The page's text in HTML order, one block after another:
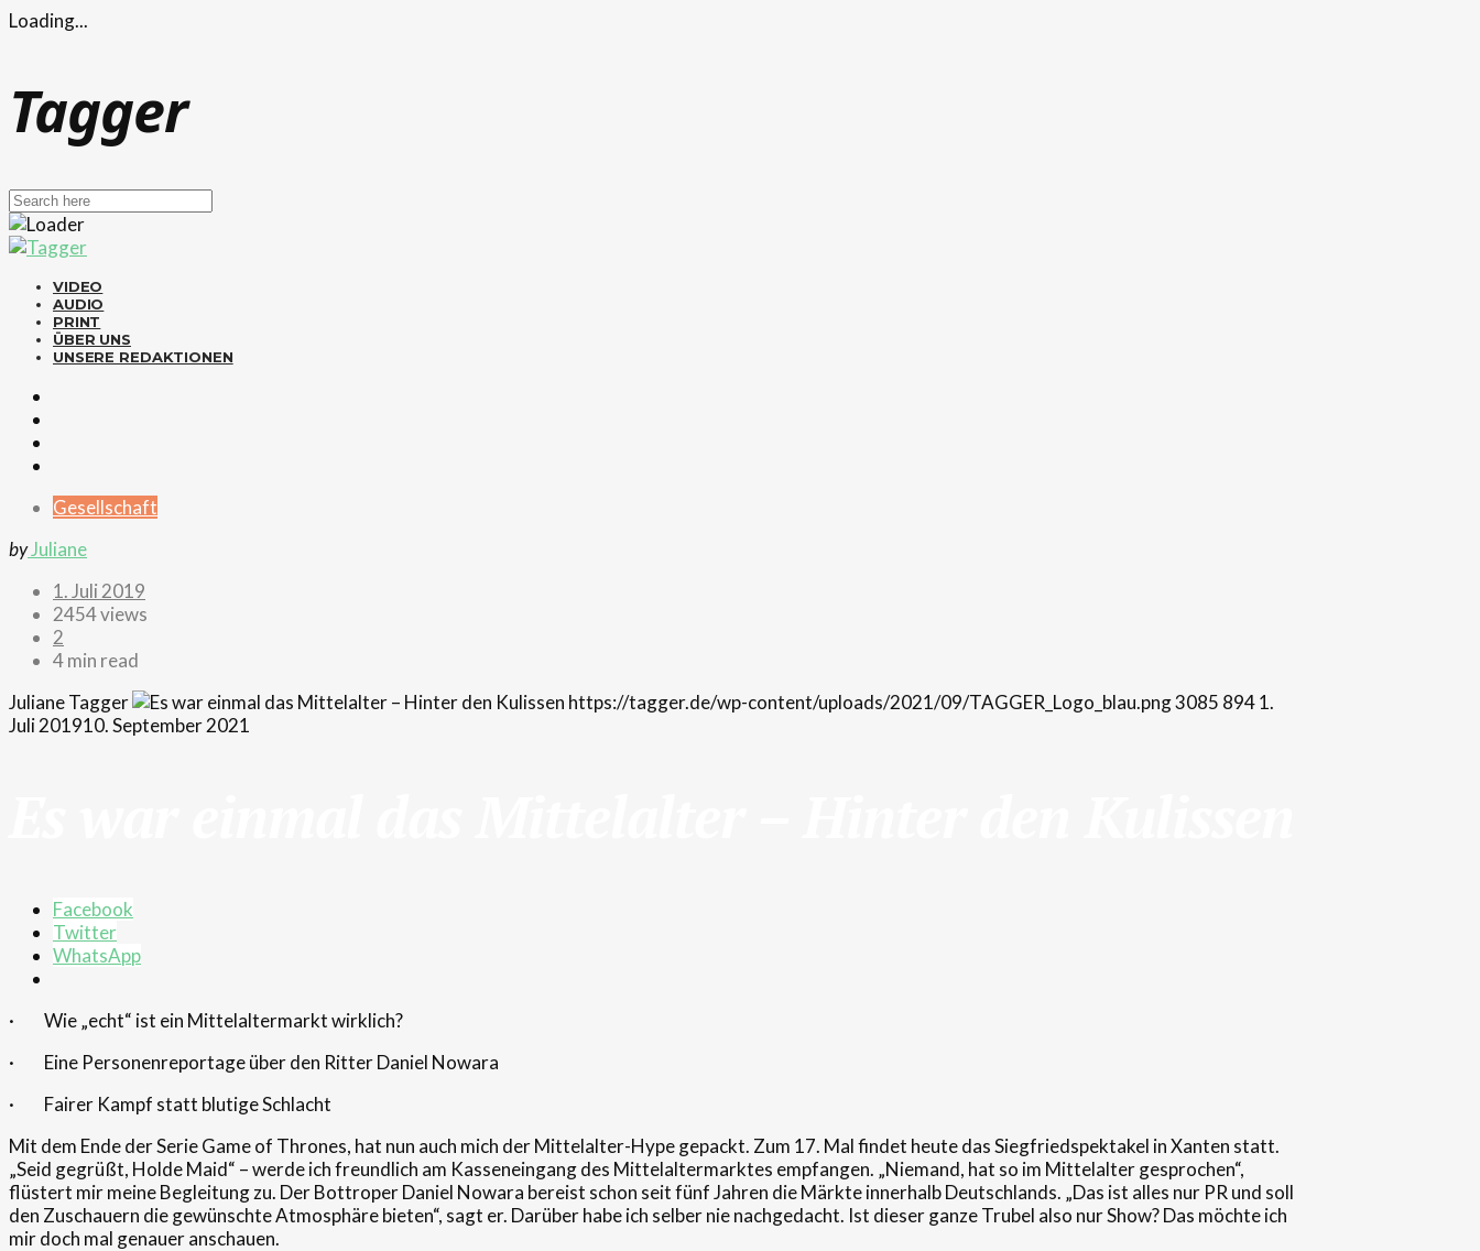
Loading...
Tagger
VIDEO
AUDIO
PRINT
ÜBER UNS
UNSERE REDAKTIONEN
Gesellschaft
byJuliane
1. Juli 2019
2454 views
2
4 min read
JulianeTagger https://tagger.de/wp-content/uploads/2021/09/TAGGER_Logo_blau.png3085 8941.
Juli 201910. September 2021
Facebook
Twitter
WhatsApp
· Wie „echt“ ist ein Mittelaltermarkt wirklich?
· Eine Personenreportage über den Ritter Daniel Nowara
· Fairer Kampf statt blutige Schlacht
Mit dem Ende der Serie Game of Thrones, hat nun auch mich der Mittelalter-Hype gepackt. Zum 17. Mal findet heute das Siegfriedspektakel in Xanten statt.
„Seid gegrüßt, Holde Maid“ – werde ich freundlich am Kasseneingang des Mittelaltermarktes empfangen. „Niemand, hat so im Mittelalter gesprochen“,
flüstert mir meine Begleitung zu. Der Bottroper Daniel Nowara bereist schon seit fünf Jahren die Märkte innerhalb Deutschlands. „Das ist alles nur PR und soll
den Zuschauern die gewünschte Atmosphäre bieten“, sagt er. Darüber habe ich selber nie nachgedacht. Ist dieser ganze Trubel also nur Show? Das möchte ich
mir doch mal genauer anschauen.